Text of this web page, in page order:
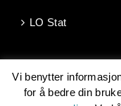
LO Stat
Vi benytter
for å bedre din